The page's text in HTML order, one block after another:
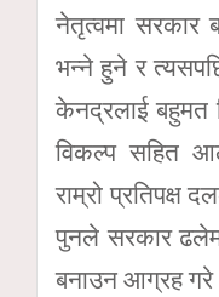
नेतृत्वमा सरकार
भन्ने हुने र
केनद्रलाई बहुमत
विकल्प सहित
राम्रो प्रतिपक्ष
पुनले सरकार
बनाउन आग्रह गरे